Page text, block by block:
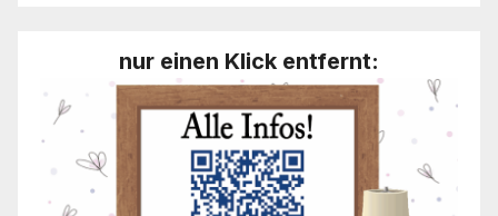
nur einen Klick entfernt: